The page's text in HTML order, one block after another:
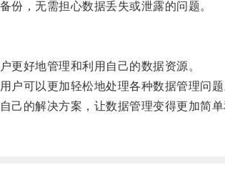
，无需担心数据丢失或泄露的问题。
好地管理和利用自己的数据资源。
可以更加轻松地处理各种数据管理问题
的解决方案，让数据管理变得更加简单